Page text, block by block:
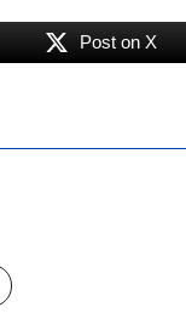
Post on X